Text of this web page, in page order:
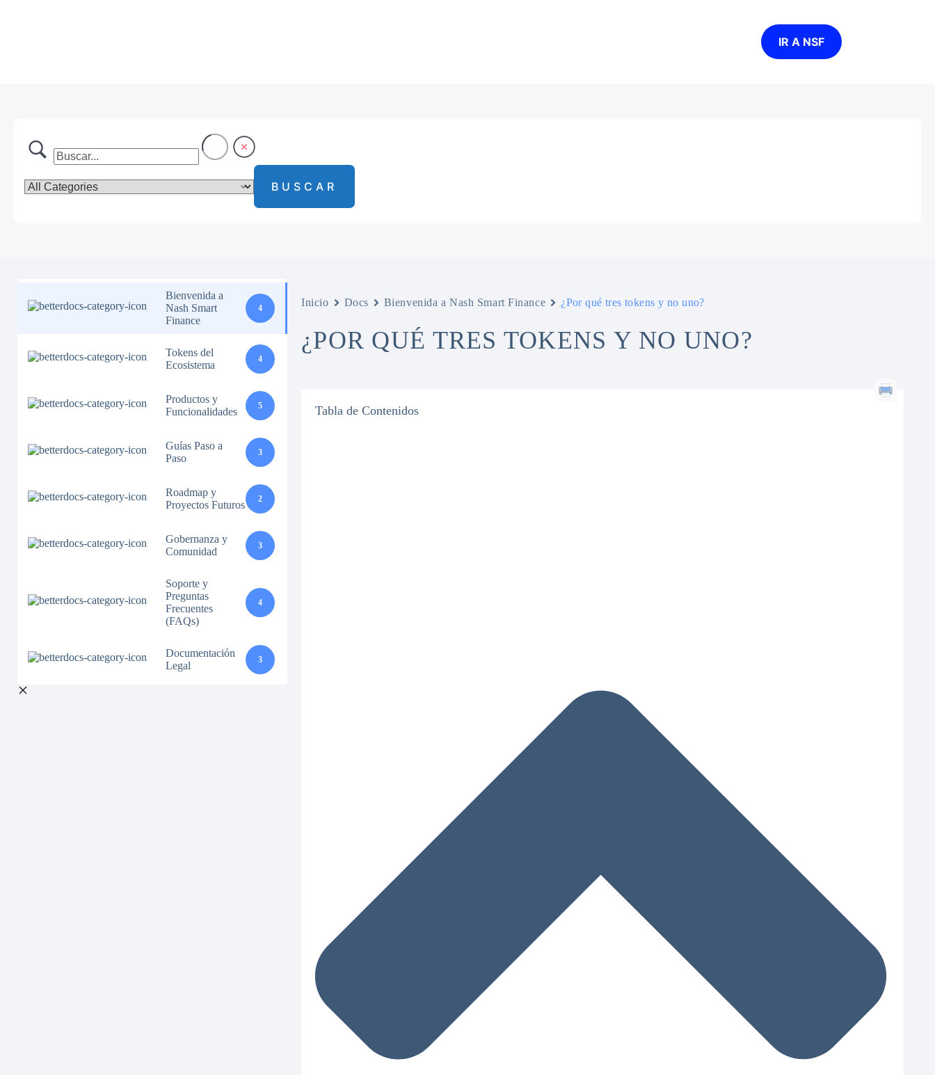
IR A NSF
Bienvenida a
Nash Smart
Finance
4
Tokens del
Ecosistema
4
Productos y
Funcionalidades
5
Guías Paso a
Paso
3
Roadmap y
Proyectos Futuros
2
Gobernanza y
Comunidad
3
Soporte y
Preguntas
Frecuentes
(FAQs)
4
Documentación
Legal
3
Inicio Docs Bienvenida a Nash Smart Finance ¿Por qué tres tokens y no uno?
¿POR QUÉ TRES TOKENS Y NO UNO?
Tabla de Contenidos